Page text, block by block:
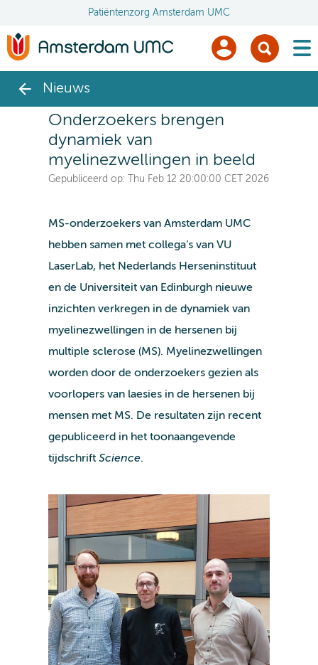
Patiëntenzorg Amsterdam UMC
Nieuws
Onderzoekers brengen
dynamiek van
myelinezwellingen in beeld
Gepubliceerd op: Thu Feb 12 20:00:00 CET 2026
MS-onderzoekers van Amsterdam UMC
hebben samen met collega’s van VU
LaserLab, het Nederlands Herseninstituut
en de Universiteit van Edinburgh nieuwe
inzichten verkregen in de dynamiek van
myelinezwellingen in de hersenen bij
multiple sclerose (MS). Myelinezwellingen
worden door de onderzoekers gezien als
voorlopers van laesies in de hersenen bij
mensen met MS. De resultaten zijn recent
gepubliceerd in het toonaangevende
tijdschriftScience.